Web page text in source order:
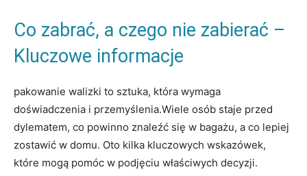
Co zabrać, a⁤ czego ⁣nie zabierać –⁢
Kluczowe informacje
pakowanie walizki to ⁣sztuka, ⁤która wymaga
doświadczenia i przemyślenia.Wiele osób staje przed
dylematem, co powinno ‌znaleźć się w bagażu, a ​co‌ lepiej
zostawić w ⁢domu. Oto kilka‍ kluczowych wskazówek,
które mogą pomóc w podjęciu ⁤właściwych decyzji.